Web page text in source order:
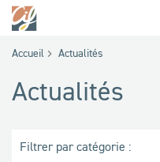
Accueil Actualités
Actualités
Filtrer par catégorie :